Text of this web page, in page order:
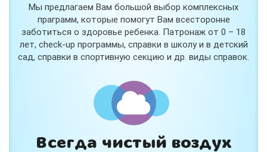
Мы предлагаем Вам большой выбор комплексных
праграмм, которые помогут Вам всесторонне
заботиться о здоровье ребенка. Патронаж от 0 – 18
лет, check-up программы, справки в школу и в детский
сад, справки в спортивную секцию и др. виды справок.
Всегда чистый воздух